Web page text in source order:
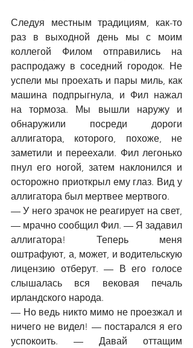
Следуя местным традициям, как-то
раз в выходной день мы с моим
коллегой Филом отправились на
распродажу в соседний городок. Не
успели мы проехать и пары миль, как
машина подпрыгнула, и Фил нажал
на тормоза. Мы вышли наружу и
обнаружили посреди дороги
аллигатора, которого, похоже, не
заметили и переехали. Фил легонько
пнул его ногой, затем наклонился и
осторожно приоткрыл ему глаз. Вид у
аллигатора был мертвее мертвого.
—
— мрачно сообщил Фил. — Я задавил
аллигатора! Теперь меня
оштрафуют, а, может, и водительскую
лицензию отберут. — В его голосе
слышалась вся вековая печаль
ирландского народа.
— Но ведь никто мимо не проезжал и
ничего не видел! — постарался я его
успокоить. — Давай оттащим